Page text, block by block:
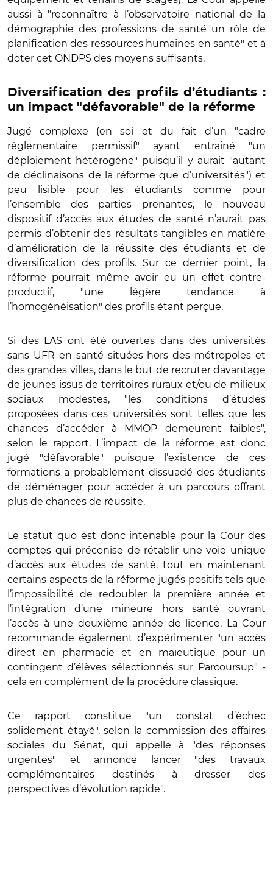
aussi à "reconnaître à l’observatoire national de la
démographie des professions de santé un rôle de
planification des ressources humaines en santé" et à
doter cet ONDPS des moyens suffisants.
Diversification des profils d’étudiants :
un impact "défavorable" de la réforme
Jugé complexe (en soi et du fait d’un "cadre
réglementaire permissif" ayant entraîné "un
déploiement hétérogène" puisqu’il y aurait "autant
de déclinaisons de la réforme que d’universités") et
peu lisible pour les étudiants comme pour
l’ensemble des parties prenantes, le nouveau
dispositif d’accès aux études de santé n’aurait pas
permis d’obtenir des résultats tangibles en matière
d’amélioration de la réussite des étudiants et de
diversification des profils. Sur ce dernier point, la
réforme pourrait même avoir eu un effet contre-
productif, "une légère tendance à
l’homogénéisation" des profils étant perçue.
Si des LAS ont été ouvertes dans des universités
sans UFR en santé situées hors des métropoles et
des grandes villes, dans le but de recruter davantage
de jeunes issus de territoires ruraux et/ou de milieux
sociaux modestes, "les conditions d’études
proposées dans ces universités sont telles que les
chances d’accéder à MMOP demeurent faibles",
selon le rapport. L’impact de la réforme est donc
jugé "défavorable" puisque l’existence de ces
formations a probablement dissuadé des étudiants
de déménager pour accéder à un parcours offrant
plus de chances de réussite.
Le statut quo est donc intenable pour la Cour des
comptes qui préconise de rétablir une voie unique
d’accès aux études de santé, tout en maintenant
certains aspects de la réforme jugés positifs tels que
l’impossibilité de redoubler la première année et
l’intégration d’une mineure hors santé ouvrant
l’accès à une deuxième année de licence. La Cour
recommande également d’expérimenter "un accès
direct en pharmacie et en maïeutique pour un
contingent d’élèves sélectionnés sur Parcoursup" -
cela en complément de la procédure classique.
Ce rapport constitue "un constat d’échec
solidement étayé", selon la commission des affaires
sociales du Sénat, qui appelle à "des réponses
urgentes" et annonce lancer "des travaux
complémentaires destinés à dresser des
perspectives d’évolution rapide".